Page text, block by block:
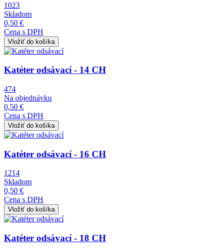
1023
Skladom
0,50 €
Cena s DPH
Obrázok
Katéter odsávací - 14 CH
474
Na objednávku
0,50 €
Cena s DPH
Obrázok
Katéter odsávací - 16 CH
1214
Skladom
0,50 €
Cena s DPH
Obrázok
Katéter odsávací - 18 CH